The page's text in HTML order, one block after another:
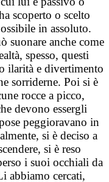
scoperto o scelto
in assoluto.
suonare anche come
spesso, questi
ilarità e divertimento
sorriderne. Poi si è
rocce a picco,
devono essergli
peggioravano in
si è deciso a
si è reso
i suoi occhiali da
abbiamo cercati,